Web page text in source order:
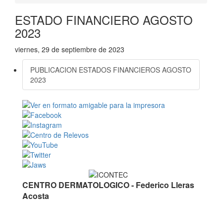
ESTADO FINANCIERO AGOSTO
2023
viernes, 29 de septiembre de 2023
PUBLICACION ESTADOS FINANCIEROS AGOSTO
2023
CENTRO DERMATOLOGICO - Federico Lleras
Acosta